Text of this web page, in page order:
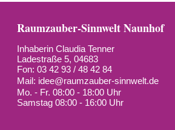
Raumzauber-Sinnwelt Naunhof
Inhaberin Claudia Tenner
Ladestraße 5, 04683
Fon: 03 42 93 / 48 42 84
Mail: idee@raumzauber-sinnwelt.de
Mo. - Fr. 08:00 - 18:00 Uhr
Samstag 08:00 - 16:00 Uhr